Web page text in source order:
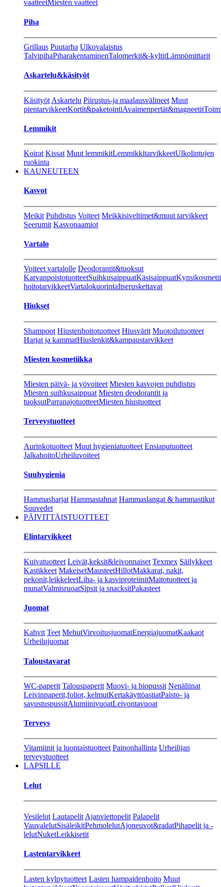
vaatteetMiesten vaatteet
Piha
Grillaus Puutarha Ulkovalaistus
TalvipihaPiharakentaminenTalomerkit&-kyltitLämpömittarit
Askartelu&käsityöt
Käsityöt Askartelu Piirustus-ja maalausvälineet Muut
pientarvikkeetKortit&paketointiAvaimenpertät&magneetit
Lemmikit
Koirat Kissat Muut lemmikitLemmikkitarvikkeetUlkolintujen
ruokinta
KAUNEUTEEN
Kasvot
Meikit Puhdistus Voiteet Meikkisiveltimet&muut tarvikkeet
Seerumit Kasvonaamiot
Vartalo
Voiteet vartalolle Deodorantit&tuoksut
KarvanpoistotuotteetSuihkusaippuatKäsisaippuat
hoitotarvikkeetVartalokuorintaItseruskettavat
Hiukset
Shampoot Hiustenhoitotuotteet Hiusvärit Muotoilutuotteet
Harjat ja kammatHiuslenkit&kampaustarvikkeet
Miesten kosmetiikka
Miesten päivä- ja yövoiteet Miesten kasvojen puhdistus
Miesten suihkusaippuat Miesten deodorantit ja
tuoksutParranajotuotteetMiesten hiustuotteet
Terveystuotteet
Aurinkotuotteet Muut hygieniatuotteet Ensiaputuotteet
JalkahoitoUrheiluvoiteet
Suuhygienia
Hammasharjat Hammastahnat Hammaslangat & hammastikut
Suuvedet
PÄIVITTÄISTUOTTEET
Elintarvikkeet
Kuivatuotteet Leivät,keksit&leivonnaiset Texmex Säilykkeet
Kastikkeet MakeisetMausteetHillotMakkarat, nakit,
pekonit,leikkeleetLiha- ja kasviproteiinitMaitotuotteet ja
munatValmisruoatSipsit ja snacksitPakasteet
Juomat
Kahvit Teet MehutVirvoitusjuomatEnergiajuomatKaakaot
Urheilujuomat
Taloustavarat
WC-paperit Talouspaperit Muovi- ja biopussit Nenäliinat
Leivinpaperit,foliot, kelmutKertakäyttöastiatPaisto- ja
savustuspussitAlumiinivuoatLeivontavuoat
Terveys
Vitamiinit ja luontaistuotteet Painonhallinta Urheilijan
terveystuotteet
LAPSILLE
Lelut
Vesilelut Lautapelit Ajanviettopelit Palapelit
VauvalelutSisäleikitPehmolelutAjoneuvot&radatPihapelit ja -
lelutNuketLeikkisetit
Lastentarvikkeet
Lasten kylpytuotteet Lasten hampaidenhoito Muut